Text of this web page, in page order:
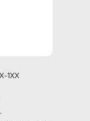
1ХХ